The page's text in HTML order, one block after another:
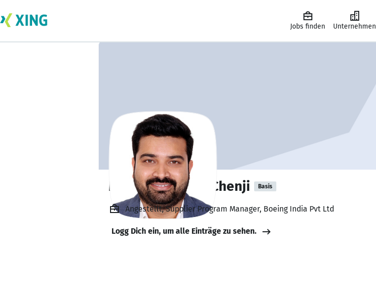
Jobs finden Unternehmen
Mohan Srikanth Chenji Basis
Angestellt, Supplier Program Manager, Boeing India Pvt Ltd
Logg Dich ein, um alle Einträge zu sehen.